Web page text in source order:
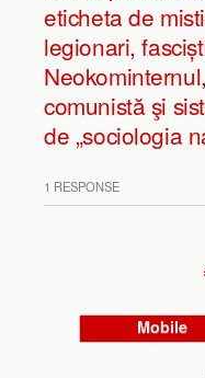
eticheta de
legionari,
comunistă şi
de „sociologia
1 RESPONSE
Mobile